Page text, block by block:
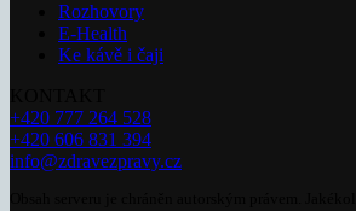
Rozhovory
E-Health
Ke kávě i čaji
+420 777 264 528
+420 606 831 394
info@zdravezpravy.cz